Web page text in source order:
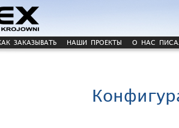
ЗАКАЗЫВАТЬ НАШИ ПРОЕКТЫ О НАС